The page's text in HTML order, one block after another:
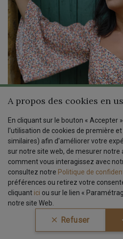
A propos des cookies en
En cliquant sur le bouton « Accepter
l'utilisation de cookies de première
similaires) afin d'améliorer votre
sur notre site web, de mesurer notre
comment vous interagissez avec
consultez notre Politique de
préférences ou retirez votre
cliquant ici ou sur le lien «
notre site Web.
Refuser